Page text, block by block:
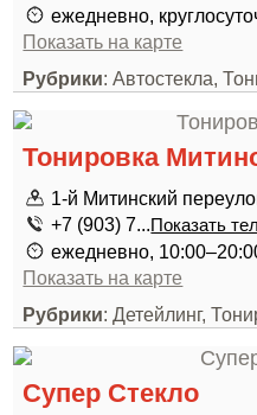
ежедневно,
Показать на карте
Рубрики: Автостекла,
Тонировка
1-й Митинский
+7 (903) 7...Показать
ежедневно,
Показать на карте
Рубрики: Детейлинг,
Супер Стекло